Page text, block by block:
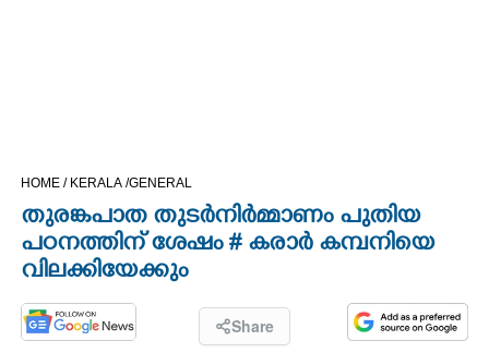
CINEMA
OPINION
PHOTOS
HOME / KERALA /GENERAL
തുരങ്കപാത തുടർനിർമ്മാണം പുതിയ
പഠനത്തിന് ശേഷം # കരാർ കമ്പനിയെ
വിലക്കിയേക്കും
Share